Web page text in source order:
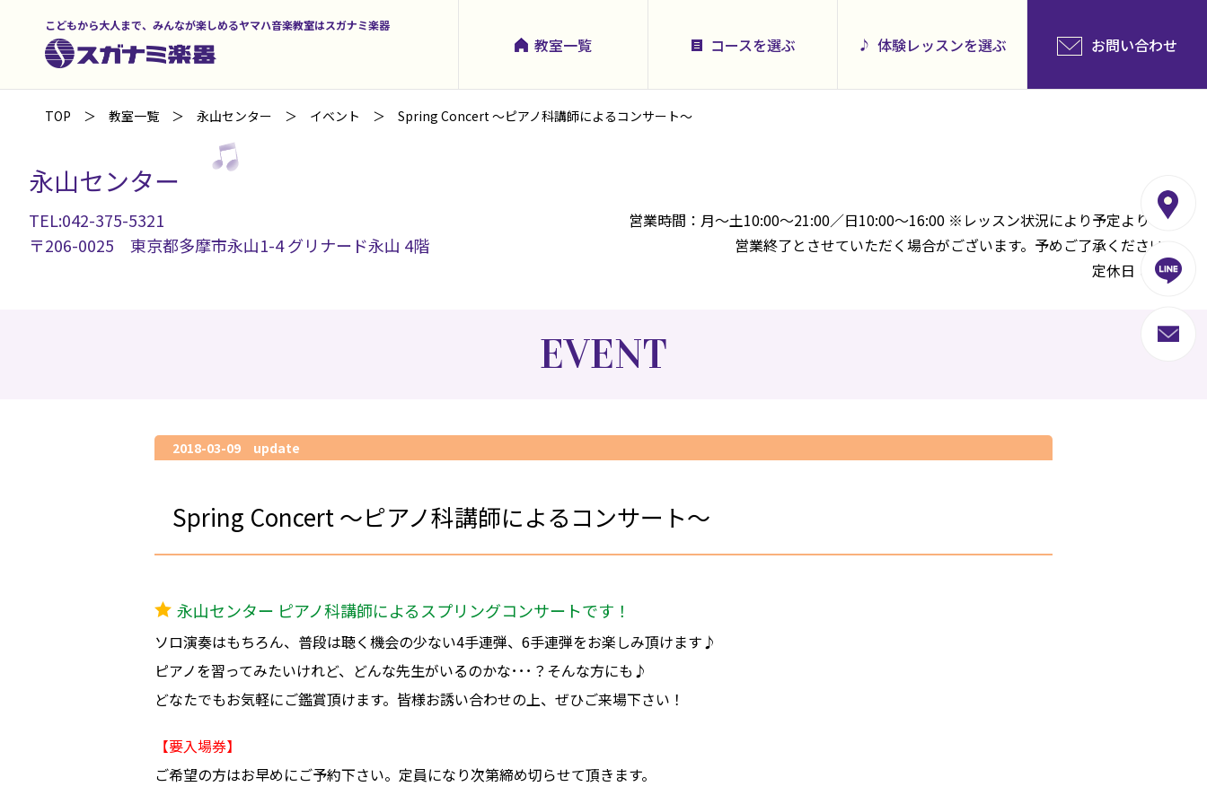
こどもから大人まで、みんなが楽しめるヤマハ音楽教室はスガナミ楽器
教室一覧 コースを選ぶ 体験レッスンを選ぶ お問い合わせ
TOP 教室一覧 永山センター イベント Spring Concert ～ピアノ科講師によるコンサート～
永山センター
TEL:042-375-5321
〒206-0025 東京都多摩市永山1-4 グリナード永山 4階
営業時間：月～土10:00～21:00／日10:00～16:00 ※レッスン状況により予定より早く
営業終了とさせていただく場合がございます。予めご了承ください。
定休日：祝日
EVENT
2018-03-09 update
Spring Concert ～ピアノ科講師によるコンサート～
永山センター ピアノ科講師によるスプリングコンサートです！
ソロ演奏はもちろん、普段は聴く機会の少ない4手連弾、6手連弾をお楽しみ頂けます♪
ピアノを習ってみたいけれど、どんな先生がいるのかな･･･？そんな方にも♪
どなたでもお気軽にご鑑賞頂けます。皆様お誘い合わせの上、ぜひご来場下さい！
【要入場券】
ご希望の方はお早めにご予約下さい。定員になり次第締め切らせて頂きます。